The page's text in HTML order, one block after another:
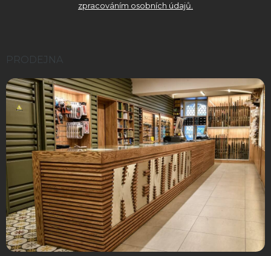
zpracováním osobních údajů.
PRODEJNA